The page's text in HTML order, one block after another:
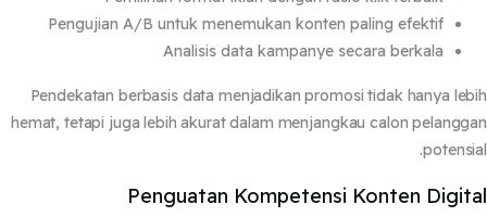
Pengujian A/B untuk menemukan konten paling efektif
Analisis data kampanye secara berkala
Pendekatan berbasis data menjadikan promosi tidak hanya
hemat, tetapi juga lebih akurat dalam menjangkau calon
Penguatan Kompetensi Konten